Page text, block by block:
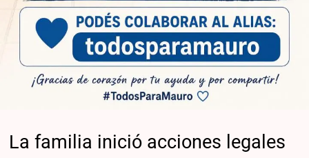
La familia inició acciones legales